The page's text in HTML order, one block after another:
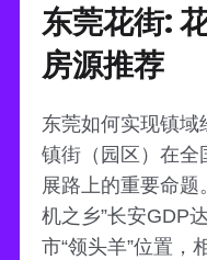
东莞花街:
房源推荐
东莞如何实现镇域
镇街（园区）在全
展路上的重要命题
机之乡”长安GDP
市“领头羊”位置，